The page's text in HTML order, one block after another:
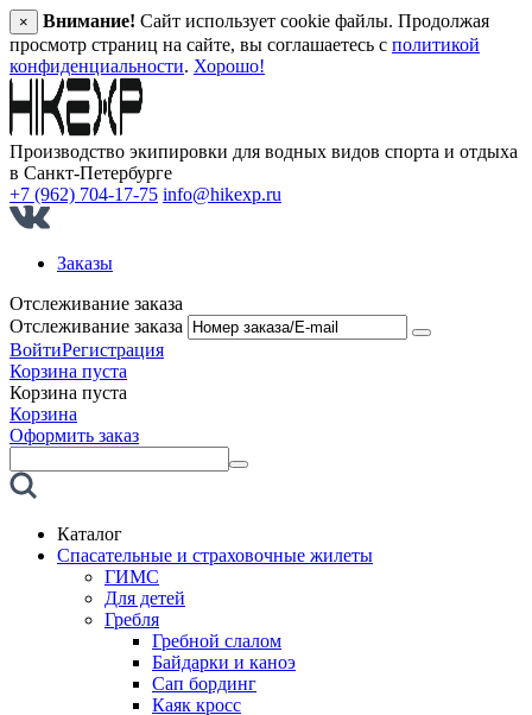
× Внимание! Сайт использует cookie файлы. Продолжая
просмотр страниц на сайте, вы соглашаетесь с политикой
конфиденциальности. Хорошо!
Производство экипировки для водных видов спорта и отдыха
в Санкт‑Петербурге
+7 (962) 704-17-75 info@hikexp.ru
Заказы
Отслеживание заказа
Отслеживание заказа
ВойтиРегистрация
Корзина пуста
Корзина пуста
Корзина
Оформить заказ
Каталог
Спасательные и страховочные жилеты
ГИМС
Для детей
Гребля
Гребной слалом
Байдарки и каноэ
Сап бординг
Каяк кросс